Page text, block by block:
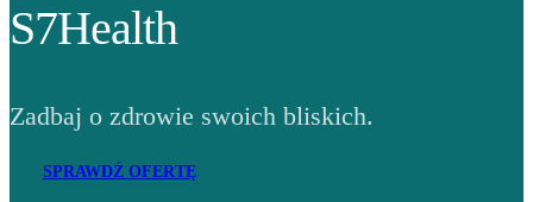
S7Health
Zadbaj o zdrowie swoich bliskich.
SPRAWDŹ OFERTĘ